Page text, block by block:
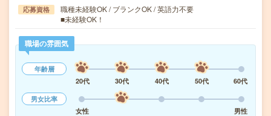
応募資格
職種未経験OK / ブランクOK / 英語力不要
■未経験OK！
職場の雰囲気
年齢層
20代
30代 40代 50代
60代
男女比率
女性
男性